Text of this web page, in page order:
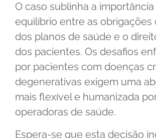
O caso sublinha a
equilíbrio entre as obrigações
dos planos de saúde e o
dos pacientes. Os desafios
por pacientes com doenças
degenerativas exigem uma
mais flexível e humanizada
operadoras de saúde.
Espera-se que esta decisão